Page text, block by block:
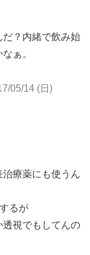
？内緒で飲み始
ぁ。
05/14 (日)
療薬にも使うん
るが
視でもしてんの